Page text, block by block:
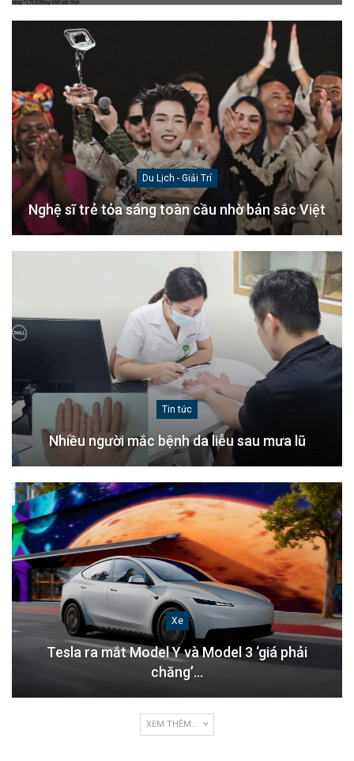
Du Lịch - Giải Trí
Nghệ sĩ trẻ tỏa sáng toàn cầu nhờ bản sắc Việt
Tin tức
Nhiều người mắc bệnh da liễu sau mưa lũ
Xe
Tesla ra mắt Model Y và Model 3 ‘giá phải
chăng’…
XEM THÊM...